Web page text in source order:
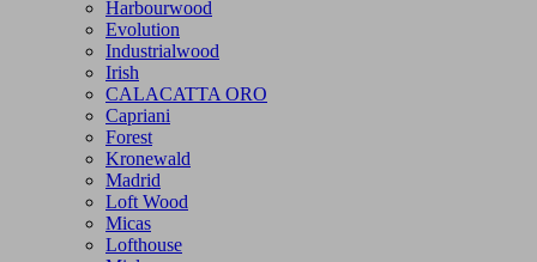
Harbourwood
Evolution
Industrialwood
Irish
CALACATTA ORO
Capriani
Forest
Kronewald
Madrid
Loft Wood
Micas
Lofthouse